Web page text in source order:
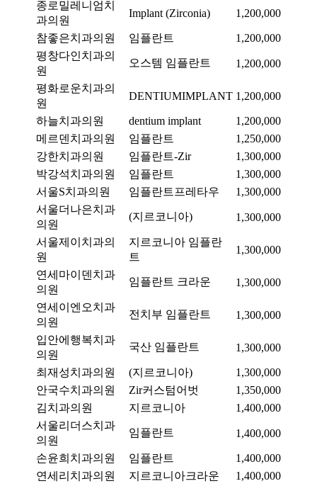
종로밀레니엄치
과의원
Implant (Zirconia) 1,200,000
참좋은치과의원 임플란트
1,200,000
평창다인치과의
원
오스템 임플란트 1,200,000
평화로운치과의
원
DENTIUMIMPLANT 1,200,000
하늘치과의원 dentium implant
1,200,000
메르덴치과의원
임플란트
1,250,000
강한치과의원
임플란트-Zir
1,300,000
박강석치과의원
임플란트
1,300,000
서울S치과의원
임플란트프레타우
1,300,000
서울더나은치과
의원
(지르코니아) 1,300,000
서울제이치과의
원
지르코니아 임플란
트
1,300,000
연세마이덴치과
의원
임플란트 크라운 1,300,000
연세이엔오치과
의원
전치부 임플란트 1,300,000
입안에행복치과
의원
국산 임플란트 1,300,000
최재성치과의원 (지르코니아)
1,300,000
안국수치과의원
Zir커스텀어벗
1,350,000
김치과의원
지르코니아
1,400,000
서울리더스치과
의원
임플란트 1,400,000
손윤희치과의원 임플란트
1,400,000
연세리치과의원
지르코니아크라운
1,400,000